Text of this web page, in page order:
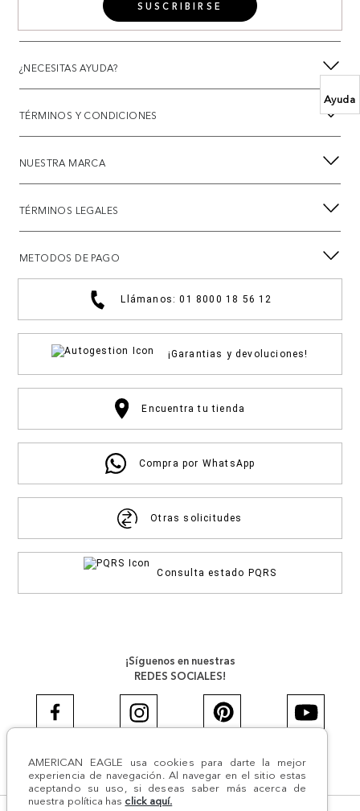
Ayuda
AMERICAN EAGLE usa cookies para darte la mejor
experiencia de navegación. Al navegar en el sitio estas
aceptando su uso, si deseas saber más acerca de
nuestra política has click aquí.
SUSCRIBIRSE
¿NECESITAS AYUDA?
TÉRMINOS Y CONDICIONES
NUESTRA MARCA
TÉRMINOS LEGALES
METODOS DE PAGO
Llámanos: 01 8000 18 56 12
¡Garantias y devoluciones!
Encuentra tu tienda
Compra por WhatsApp
Otras solicitudes
Consulta estado PQRS
¡Síguenos en nuestras
REDES SOCIALES!
#AEJEANS #AerieREALCOL